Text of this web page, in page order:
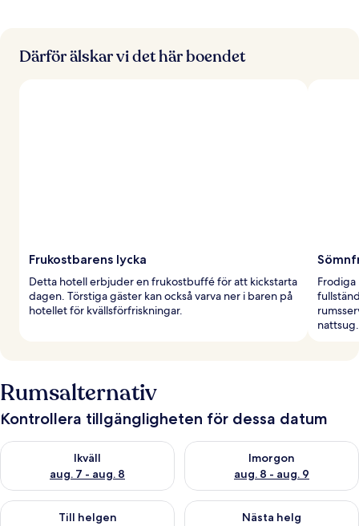
Därför älskar vi det här boendet
Frukostbarens lycka
Detta hotell erbjuder en frukostbuffé för att kickstarta
dagen. Törstiga gäster kan också varva ner i baren på
hotellet för kvällsförfriskningar.
nattsug.
Rumsalternativ
Kontrollera tillgängligheten för dessa datum
Ikväll
aug. 7 - aug. 8
Kontrollera tillgängligheten för ikväll aug. 7 - aug. 8
Imorgon
aug. 8 - aug. 9
Kontrollera tillgängligheten
Till helgen
Kontrollera tillgängligheten för den här helgen aug. 7 - aug. 9
Nästa helg
Kontrollera tillgängligheten